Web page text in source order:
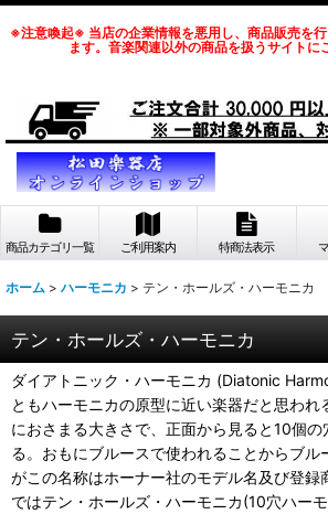
※注意喚起※ 当店の企業情報を悪用し、商品販売を
ます。音楽関連以外の商品を扱うサイトに
商品カテゴリ一覧 ご利用案内 特商法表示
ホーム > ハーモニカ > テン・ホールズ・ハーモニカ
テン・ホールズ・ハーモニカ
ダイアトニック・ハーモニカ (Diatonic
ともハーモニカの原型に近い楽器だと思わ
におさまる大きさで、正面から見ると10個
る。おもにブルースで使われることからブル
がこの名称はホーナー社のモデル名及び登録
ではテン・ホールズ・ハーモニカ(10穴ハー